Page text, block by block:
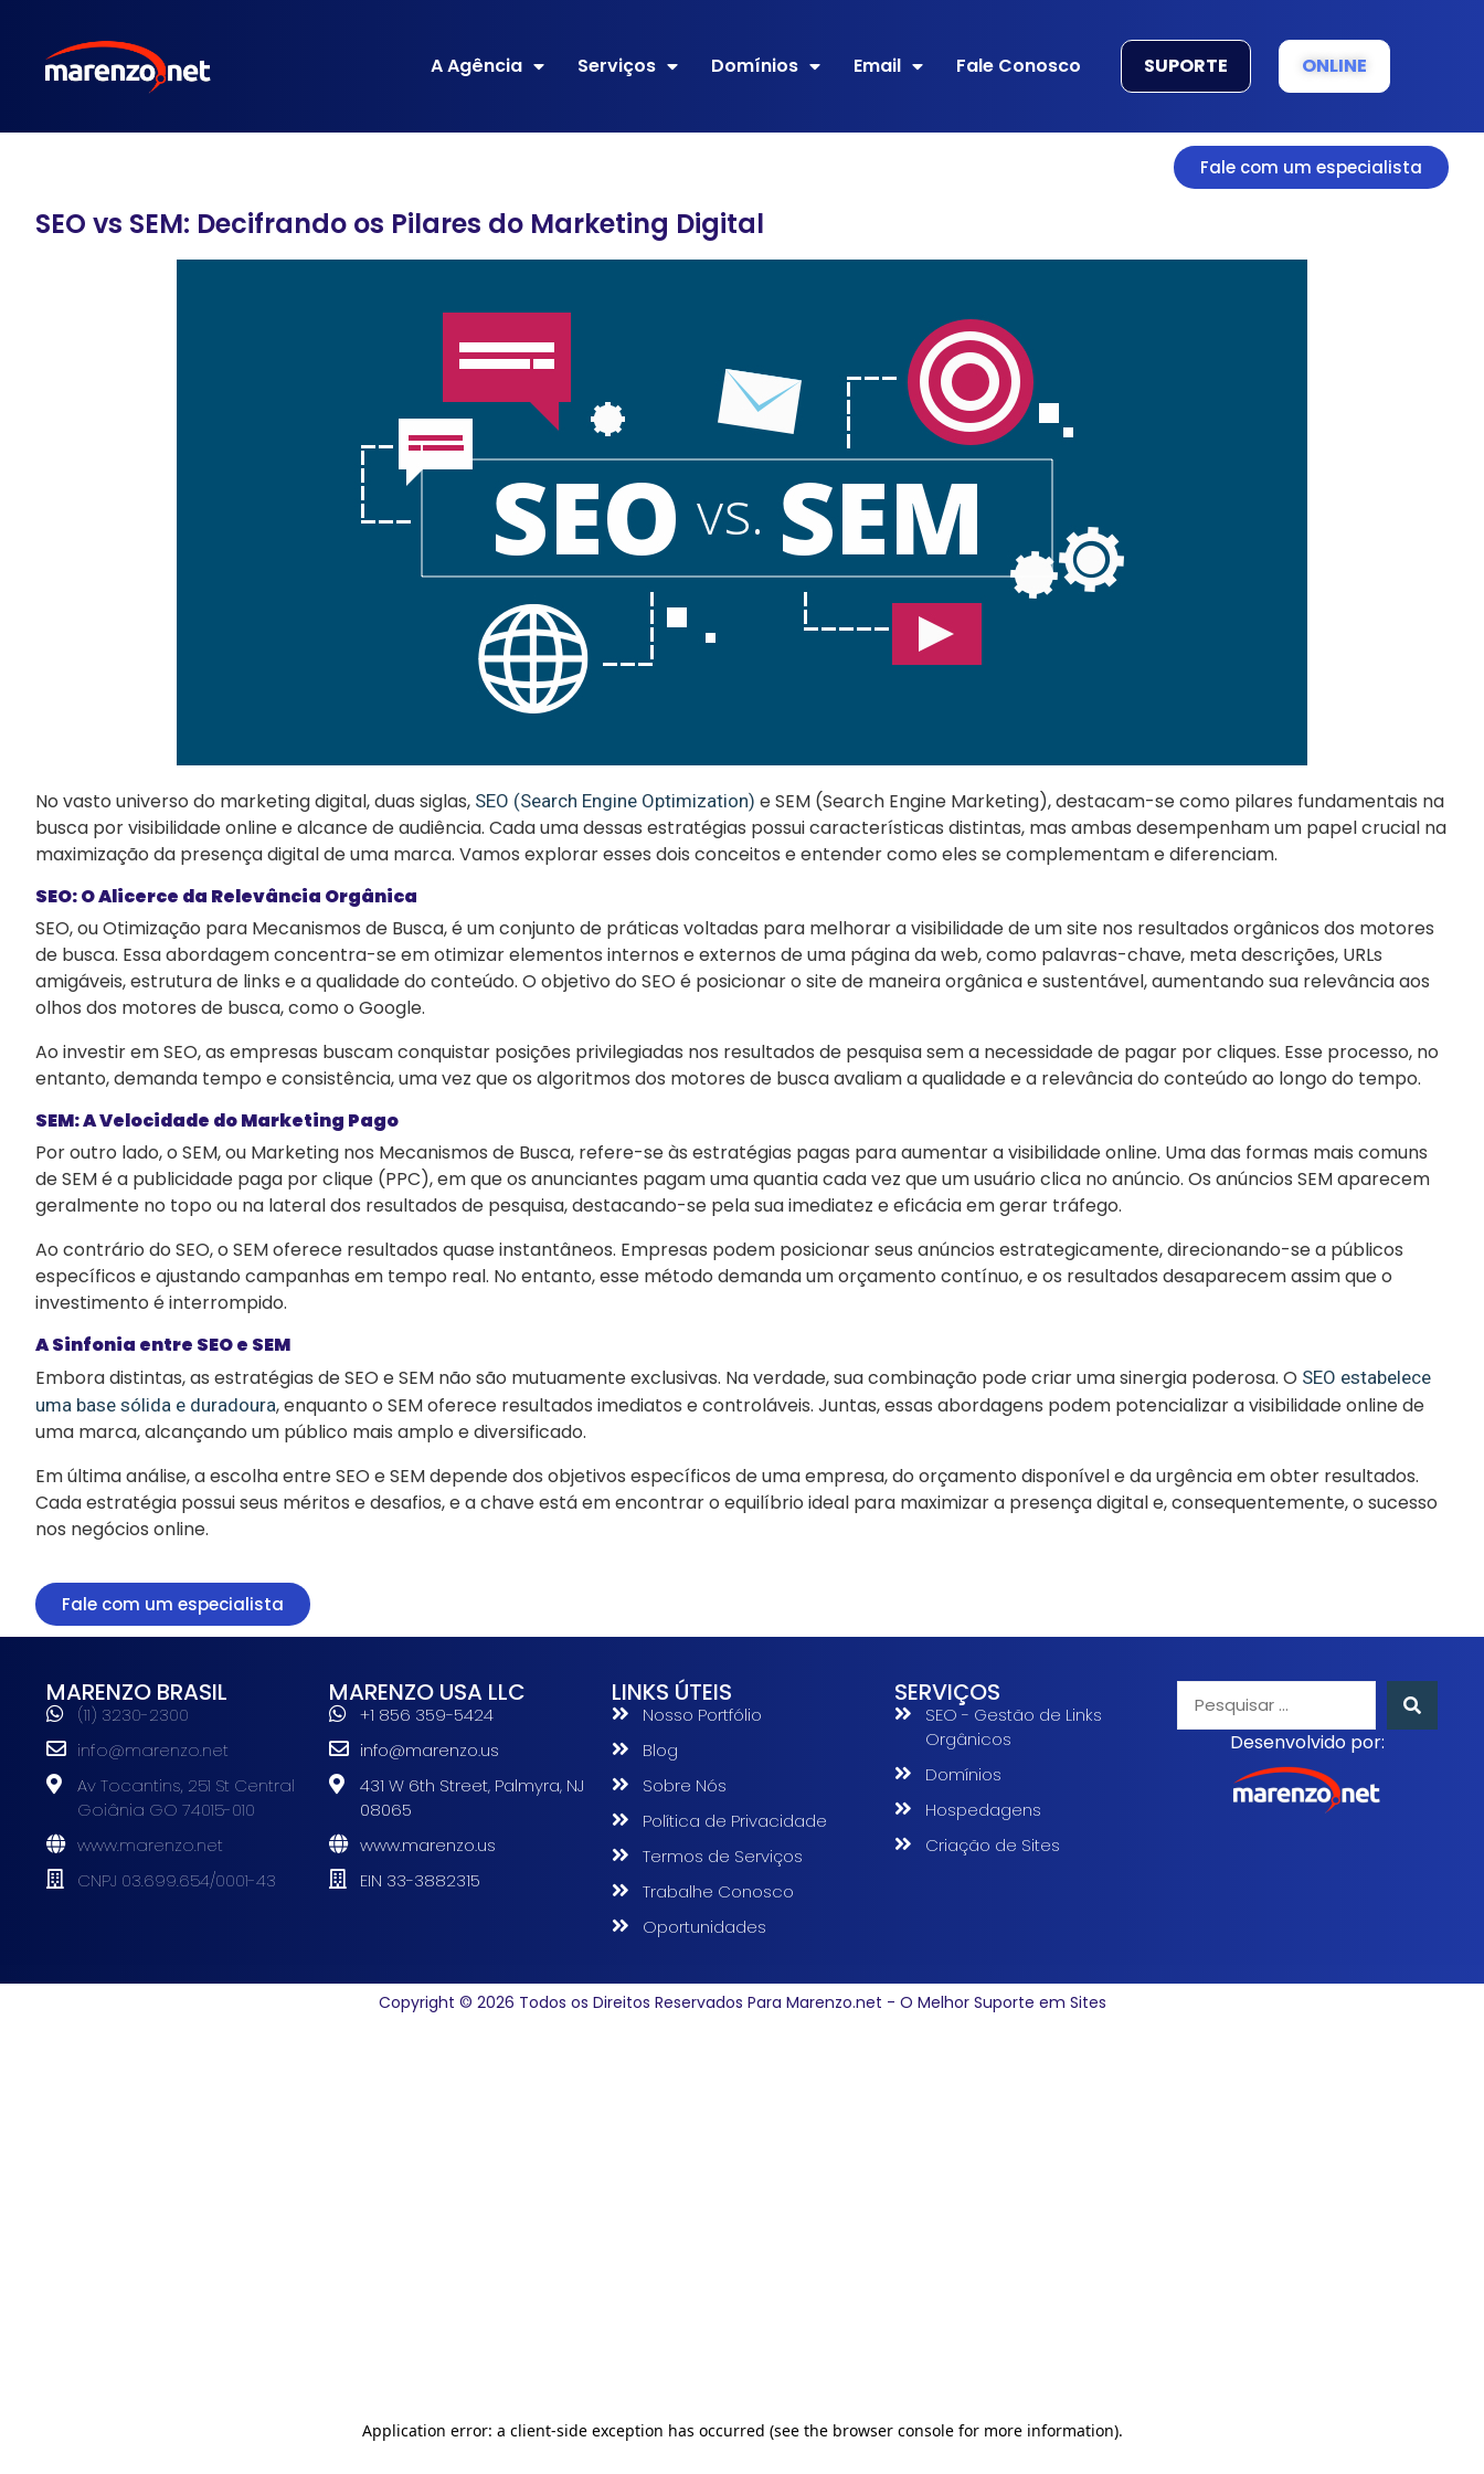
A Agência Serviços Domínios Email Fale Conosco SUPORTE ONLINE
Fale com um especialista
SEO vs SEM: Decifrando os Pilares do Marketing Digital
No vasto universo do marketing digital, duas siglas, SEO (Search Engine Optimization) e SEM (Search Engine Marketing), destacam-se como pilares fundamentais na
busca por visibilidade online e alcance de audiência. Cada uma dessas estratégias possui características distintas, mas ambas desempenham um papel crucial na
maximização da presença digital de uma marca. Vamos explorar esses dois conceitos e entender como eles se complementam e diferenciam.
SEO: O Alicerce da Relevância Orgânica
SEO, ou Otimização para Mecanismos de Busca, é um conjunto de práticas voltadas para melhorar a visibilidade de um site nos resultados orgânicos dos motores
de busca. Essa abordagem concentra-se em otimizar elementos internos e externos de uma página da web, como palavras-chave, meta descrições, URLs
amigáveis, estrutura de links e a qualidade do conteúdo. O objetivo do SEO é posicionar o site de maneira orgânica e sustentável, aumentando sua relevância aos
olhos dos motores de busca, como o Google.
Ao investir em SEO, as empresas buscam conquistar posições privilegiadas nos resultados de pesquisa sem a necessidade de pagar por cliques. Esse processo, no
entanto, demanda tempo e consistência, uma vez que os algoritmos dos motores de busca avaliam a qualidade e a relevância do conteúdo ao longo do tempo.
SEM: A Velocidade do Marketing Pago
Por outro lado, o SEM, ou Marketing nos Mecanismos de Busca, refere-se às estratégias pagas para aumentar a visibilidade online. Uma das formas mais comuns
de SEM é a publicidade paga por clique (PPC), em que os anunciantes pagam uma quantia cada vez que um usuário clica no anúncio. Os anúncios SEM aparecem
geralmente no topo ou na lateral dos resultados de pesquisa, destacando-se pela sua imediatez e eficácia em gerar tráfego.
Ao contrário do SEO, o SEM oferece resultados quase instantâneos. Empresas podem posicionar seus anúncios estrategicamente, direcionando-se a públicos
específicos e ajustando campanhas em tempo real. No entanto, esse método demanda um orçamento contínuo, e os resultados desaparecem assim que o
investimento é interrompido.
A Sinfonia entre SEO e SEM
Embora distintas, as estratégias de SEO e SEM não são mutuamente exclusivas. Na verdade, sua combinação pode criar uma sinergia poderosa. O SEO estabelece
uma base sólida e duradoura, enquanto o SEM oferece resultados imediatos e controláveis. Juntas, essas abordagens podem potencializar a visibilidade online de
uma marca, alcançando um público mais amplo e diversificado.
Em última análise, a escolha entre SEO e SEM depende dos objetivos específicos de uma empresa, do orçamento disponível e da urgência em obter resultados.
Cada estratégia possui seus méritos e desafios, e a chave está em encontrar o equilíbrio ideal para maximizar a presença digital e, consequentemente, o sucesso
nos negócios online.
Fale com um especialista
MARENZO BRASIL
(11) 3230-2300
info@marenzo.net
Av Tocantins, 251 St Central
Goiânia GO 74015-010
www.marenzo.net
CNPJ 03.699.654/0001-43
MARENZO USA LLC
+1 856 359-5424
info@marenzo.us
431 W 6th Street, Palmyra, NJ
08065
www.marenzo.us
EIN 33-3882315
LINKS ÚTEIS
Nosso Portfólio
Blog
Sobre Nós
Política de Privacidade
Termos de Serviços
Trabalhe Conosco
Oportunidades
SERVIÇOS
SEO - Gestão de Links
Orgânicos
Domínios
Hospedagens
Criação de Sites
Desenvolvido por:
Copyright © 2026 Todos os Direitos Reservados Para Marenzo.net - O Melhor Suporte em Sites